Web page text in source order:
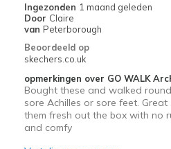
View On Shoes
I'm Into Shoes
Ingezonden 1 maand geleden
Door Claire
van Peterborough
Beoordeeld op
skechers.co.uk
opmerkingen over GO WALK
Bought these and walked
sore Achilles or sore feet. Great
them fresh out the box with no
and comfy